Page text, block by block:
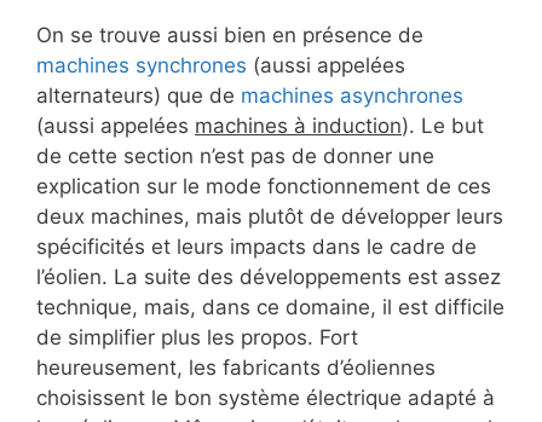
On se trouve aussi bien en présence de
machines synchrones (aussi appelées
alternateurs) que de machines asynchrones
(aussi appelées machines à induction). Le but
de cette section n’est pas de donner une
explication sur le mode fonctionnement de ces
deux machines, mais plutôt de développer leurs
spécificités et leurs impacts dans le cadre de
l’éolien. La suite des développements est assez
technique, mais, dans ce domaine, il est difficile
de simplifier plus les propos. Fort
heureusement, les fabricants d’éoliennes
choisissent le bon système électrique adapté à